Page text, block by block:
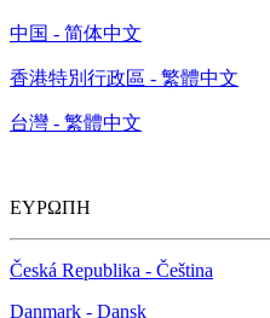
中国 - 简体中文
香港特別行政區 - 繁體中文
台灣 - 繁體中文
ΕΥΡΩΠΗ
Česká Republika - Čeština
Danmark - Dansk